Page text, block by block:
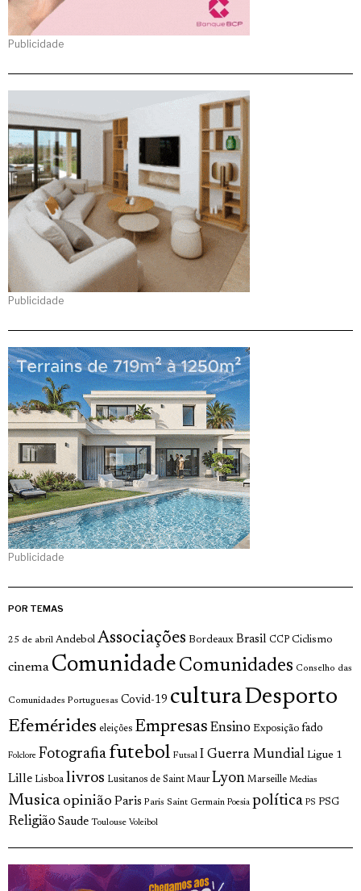
Publicidade
Publicidade
Publicidade
POR TEMAS
25 de abril Andebol Associações Bordeaux Brasil CCP Ciclismo
cinema Comunidade Comunidades Conselho das
Comunidades Portuguesas Covid-19 culturaDesporto
Efemérides eleições Empresas Ensino Exposição fado
Folclore Fotografia futebol Futsal I Guerra Mundial Ligue 1
Lille Lisboa livros Lusitanos de Saint Maur Lyon Marseille Medias
Musica opinião Paris Paris Saint Germain Poesia política PS PSG
Religião Saude Toulouse Voleibol